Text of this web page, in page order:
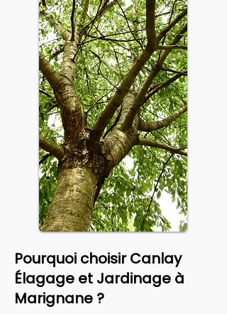
Pourquoi choisir Canlay
Élagage et Jardinage à
Marignane ?